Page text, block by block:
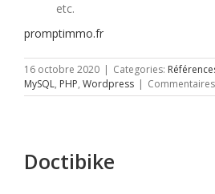
etc.
promptimmo.fr
16 octobre 2020 | Categories:
MySQL, PHP, Wordpress |
Doctibike